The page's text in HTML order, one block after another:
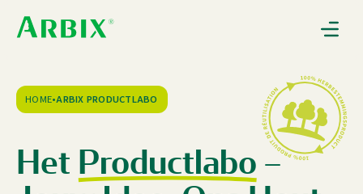
Gebruiksaanwijzingen
Over Arbix
Contact
HOME•ARBIX PRODUCTLABO
Het Productlabo –